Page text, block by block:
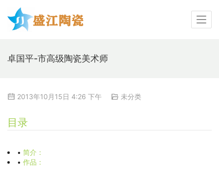
卓国平-市高级陶瓷美术师
2013年10月15日 4:26 下午 未分类
目录
• 简介：
• 作品：